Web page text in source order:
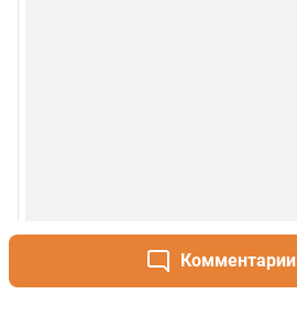
Комментарии